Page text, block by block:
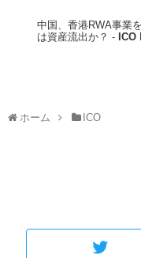
中国、香港RWA事業
は資産流出か？ - ICO
ホーム ICO